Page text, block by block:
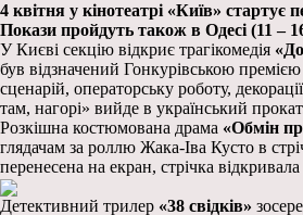
4 квітня у кінотеатрі «Київ» стартує
Покази пройдуть також в Одесі (11 –
У Києві секцію відкриє трагікомедія
був відзначений Гонкурівською
сценарій, операторську роботу,
там, нагорі» вийде в український
Розкішна костюмована драма «Обмін
глядачам за роллю Жака-Іва Кусто в
перенесена на екран, стрічка
Детективний трилер «38 свідків»